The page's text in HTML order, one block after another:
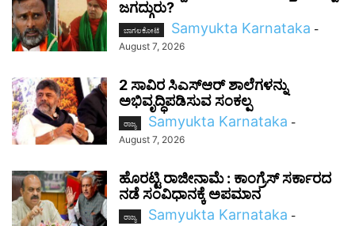
ಜಗದ್ಗುರು?
ಬಾಗಲಕೋಟೆ Samyukta Karnataka -
August 7, 2026
2 ಸಾವಿರ ಸಿಎಸ್‌ಆರ್ ಶಾಲೆಗಳನ್ನು
ಅಭಿವೃದ್ಧಿಪಡಿಸುವ ಸಂಕಲ್ಪ
ರಾಜ್ಯ Samyukta Karnataka -
August 7, 2026
ಹೊರಟ್ಟಿ ರಾಜೀನಾಮೆ : ಕಾಂಗ್ರೆಸ್ ಸರ್ಕಾರದ
ನಡೆ ಸಂವಿಧಾನಕ್ಕೆ ಅಪಮಾನ
ರಾಜ್ಯ Samyukta Karnataka -